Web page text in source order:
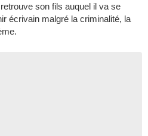
son fils auquel il va se
écrivain malgré la criminalité, la